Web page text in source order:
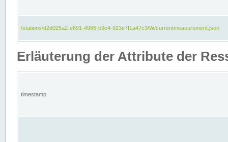
/stations/d2d025a2-e691-4986-b9c4-923e7f1a47c3/W/currentmeasurement.json
Erläuterung der Attribute der
timestamp